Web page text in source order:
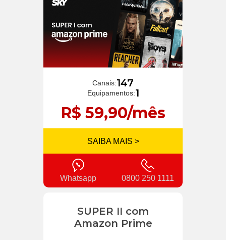
Canais:147
Equipamentos:1
R$ 59,90/mês
SAIBA MAIS >
Whatsapp 0800 250 1111
SUPER II com
Amazon Prime